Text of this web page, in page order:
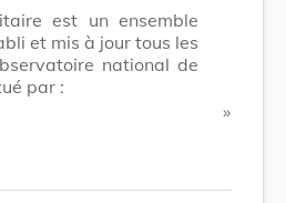
est un ensemble
et mis à jour tous les
national de
par :
​ »